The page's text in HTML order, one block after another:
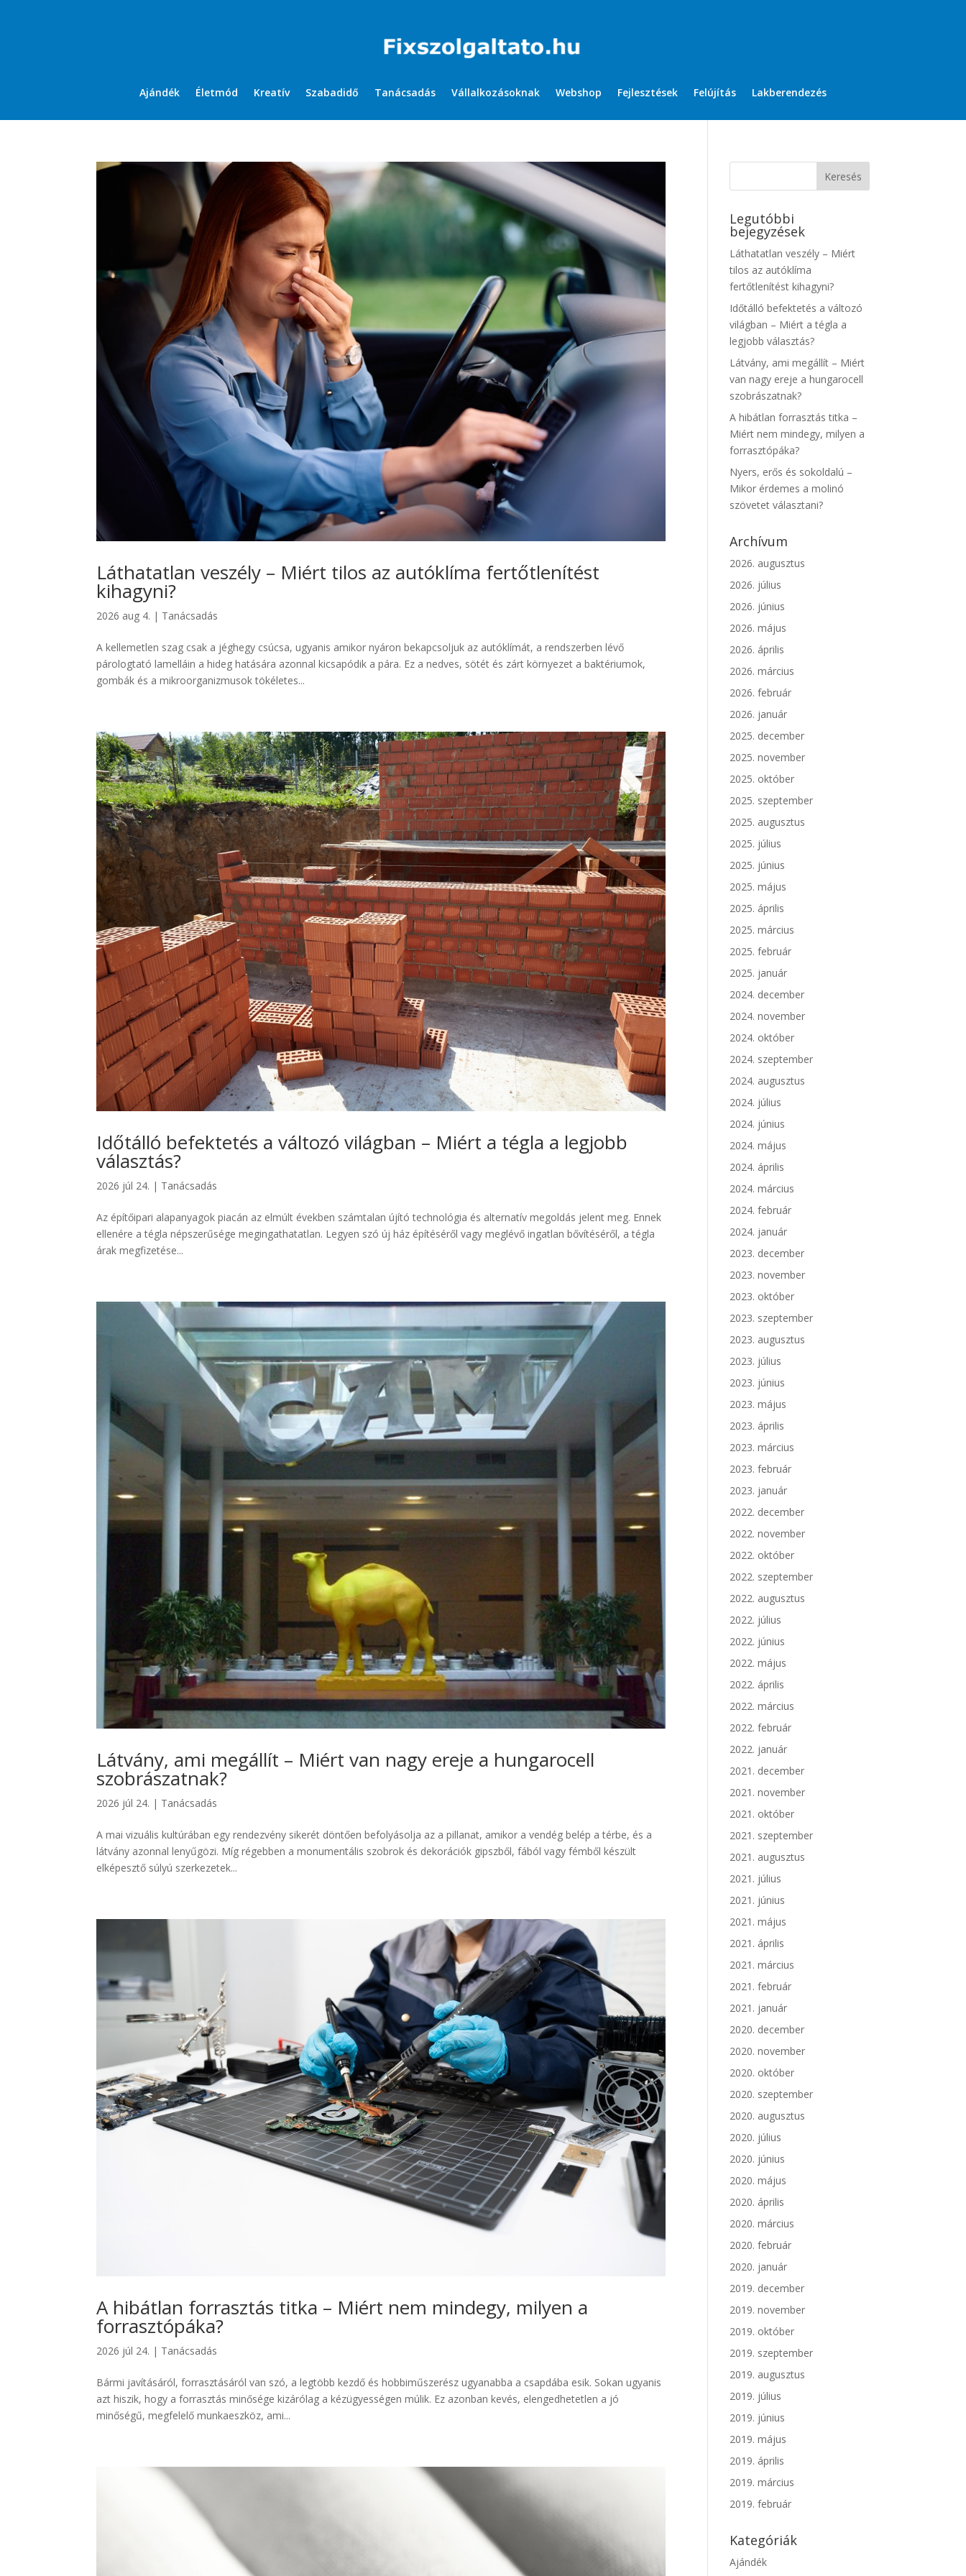
Ajándék Életmód Kreatív Szabadidő Tanácsadás Vállalkozásoknak Webshop Fejlesztések Felújítás Lakberendezés
Láthatatlan veszély – Miért tilos az autóklíma fertőtlenítést
kihagyni?
2026 aug 4. | Tanácsadás
A kellemetlen szag csak a jéghegy csúcsa, ugyanis amikor nyáron bekapcsoljuk az autóklímát, a rendszerben lévő
párologtató lamelláin a hideg hatására azonnal kicsapódik a pára. Ez a nedves, sötét és zárt környezet a baktériumok,
gombák és a mikroorganizmusok tökéletes...
Időtálló befektetés a változó világban – Miért a tégla a legjobb
választás?
2026 júl 24. | Tanácsadás
Az építőipari alapanyagok piacán az elmúlt években számtalan újító technológia és alternatív megoldás jelent meg. Ennek
ellenére a tégla népszerűsége megingathatatlan. Legyen szó új ház építéséről vagy meglévő ingatlan bővítéséről, a tégla
árak megfizetése...
Látvány, ami megállít – Miért van nagy ereje a hungarocell
szobrászatnak?
2026 júl 24. | Tanácsadás
A mai vizuális kultúrában egy rendezvény sikerét döntően befolyásolja az a pillanat, amikor a vendég belép a térbe, és a
látvány azonnal lenyűgözi. Míg régebben a monumentális szobrok és dekorációk gipszből, fából vagy fémből készült
elképesztő súlyú szerkezetek...
A hibátlan forrasztás titka – Miért nem mindegy, milyen a
forrasztópáka?
2026 júl 24. | Tanácsadás
Bármi javításáról, forrasztásáról van szó, a legtöbb kezdő és hobbiműszerész ugyanabba a csapdába esik. Sokan ugyanis
azt hiszik, hogy a forrasztás minősége kizárólag a kézügyességen múlik. Ez azonban kevés, elengedhetetlen a jó
minőségű, megfelelő munkaeszköz, ami...
Legutóbbi
bejegyzések
Láthatatlan veszély – Miért
tilos az autóklíma
fertőtlenítést kihagyni?
Időtálló befektetés a változó
világban – Miért a tégla a
legjobb választás?
Látvány, ami megállít – Miért
van nagy ereje a hungarocell
szobrászatnak?
A hibátlan forrasztás titka –
Miért nem mindegy, milyen a
forrasztópáka?
Nyers, erős és sokoldalú –
Mikor érdemes a molinó
szövetet választani?
Archívum
2026. augusztus
2026. július
2026. június
2026. május
2026. április
2026. március
2026. február
2026. január
2025. december
2025. november
2025. október
2025. szeptember
2025. augusztus
2025. július
2025. június
2025. május
2025. április
2025. március
2025. február
2025. január
2024. december
2024. november
2024. október
2024. szeptember
2024. augusztus
2024. július
2024. június
2024. május
2024. április
2024. március
2024. február
2024. január
2023. december
2023. november
2023. október
2023. szeptember
2023. augusztus
2023. július
2023. június
2023. május
2023. április
2023. március
2023. február
2023. január
2022. december
2022. november
2022. október
2022. szeptember
2022. augusztus
2022. július
2022. június
2022. május
2022. április
2022. március
2022. február
2022. január
2021. december
2021. november
2021. október
2021. szeptember
2021. augusztus
2021. július
2021. június
2021. május
2021. április
2021. március
2021. február
2021. január
2020. december
2020. november
2020. október
2020. szeptember
2020. augusztus
2020. július
2020. június
2020. május
2020. április
2020. március
2020. február
2020. január
2019. december
2019. november
2019. október
2019. szeptember
2019. augusztus
2019. július
2019. június
2019. május
2019. április
2019. március
2019. február
Kategóriák
Ajándék